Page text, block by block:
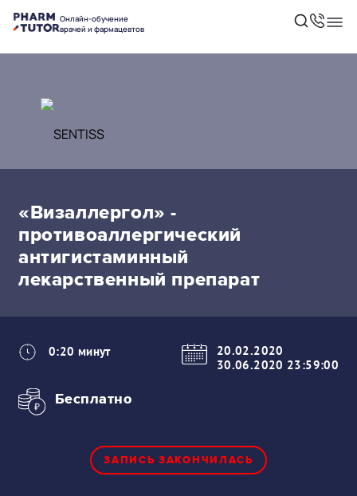
Онлайн-обучение
врачей и фармацевтов
«Визаллергол» -
противоаллергический
антигистаминный
лекарственный препарат
0:20 минут
20.02.2020
30.06.2020 23:59:00
Бесплатно
ЗАПИСЬ ЗАКОНЧИЛАСЬ